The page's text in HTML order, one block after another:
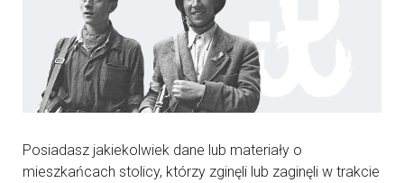
Posiadasz jakiekolwiek dane lub materiały o
mieszkańcach stolicy, którzy zginęli lub zaginęli w trakcie